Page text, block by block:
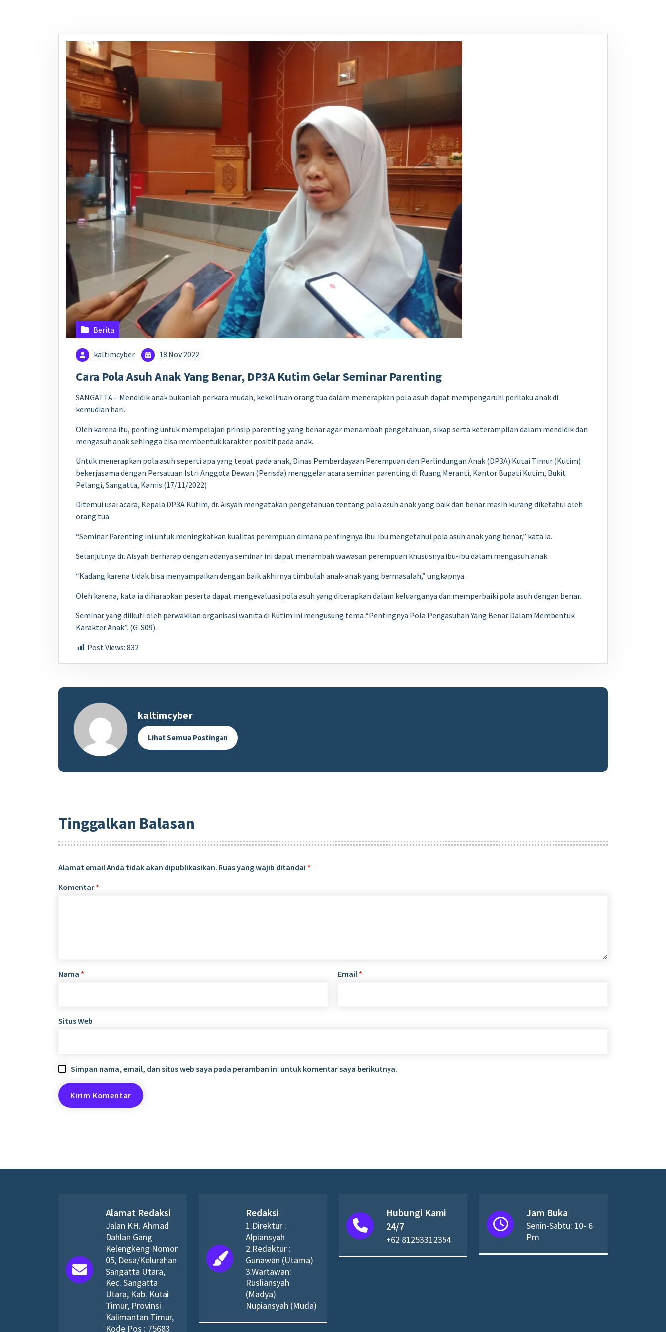
Berita
kaltimcyber 18 Nov 2022
Cara Pola Asuh Anak Yang Benar, DP3A Kutim Gelar Seminar Parenting
SANGATTA – Mendidik anak bukanlah perkara mudah, kekeliruan orang tua dalam menerapkan pola asuh dapat mempengaruhi perilaku anak di
kemudian hari.
Oleh karena itu, penting untuk mempelajari prinsip parenting yang benar agar menambah pengetahuan, sikap serta keterampilan dalam mendidik dan
mengasuh anak sehingga bisa membentuk karakter positif pada anak.
Untuk menerapkan pola asuh seperti apa yang tepat pada anak, Dinas Pemberdayaan Perempuan dan Perlindungan Anak (DP3A) Kutai Timur (Kutim)
bekerjasama dengan Persatuan Istri Anggota Dewan (Perisda) menggelar acara seminar parenting di Ruang Meranti, Kantor Bupati Kutim, Bukit
Pelangi, Sangatta, Kamis (17/11/2022)
Ditemui usai acara, Kepala DP3A Kutim, dr. Aisyah mengatakan pengetahuan tentang pola asuh anak yang baik dan benar masih kurang diketahui oleh
orang tua.
“Seminar Parenting ini untuk meningkatkan kualitas perempuan dimana pentingnya ibu-ibu mengetahui pola asuh anak yang benar,” kata ia.
Selanjutnya dr. Aisyah berharap dengan adanya seminar ini dapat menambah wawasan perempuan khususnya ibu-ibu dalam mengasuh anak.
“Kadang karena tidak bisa menyampaikan dengan baik akhirnya timbulah anak-anak yang bermasalah,” ungkapnya.
Oleh karena, kata ia diharapkan peserta dapat mengevaluasi pola asuh yang diterapkan dalam keluarganya dan memperbaiki pola asuh dengan benar.
Seminar yang diikuti oleh perwakilan organisasi wanita di Kutim ini mengusung tema “Pentingnya Pola Pengasuhan Yang Benar Dalam Membentuk
Karakter Anak”. (G-S09).
Post Views: 832
kaltimcyber
Lihat Semua Postingan
Tinggalkan Balasan
Alamat email Anda tidak akan dipublikasikan. Ruas yang wajib ditandai *
Komentar *
Nama * Email *
Situs Web
Simpan nama, email, dan situs web saya pada peramban ini untuk komentar saya berikutnya.
Alamat Redaksi
Jalan KH. Ahmad
Dahlan Gang
Kelengkeng Nomor
05, Desa/Kelurahan
Sangatta Utara,
Kec. Sangatta
Utara, Kab. Kutai
Timur, Provinsi
Kalimantan Timur,
Kode Pos : 75683
Redaksi
1.Direktur :
Alpiansyah
2.Redaktur :
Gunawan (Utama)
3.Wartawan:
Rusliansyah
(Madya)
Nupiansyah (Muda)
Hubungi Kami
24/7
+62 81253312354
Jam Buka
Senin-Sabtu: 10- 6
Pm